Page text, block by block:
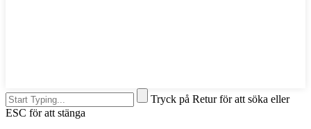
Tryck på Retur för att söka eller
ESC för att stänga